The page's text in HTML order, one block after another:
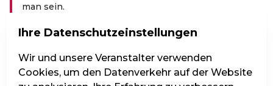
man sein.
Ein Abend voller Cabaret, Magie und schöner
GASTRONOMIE:
Bei allen Vorstellungen im Vindobona haben Sie die
Ihre Datenschutzeinstellungen
Wir und unsere Veranstalter verwenden
Cookies, um den Datenverkehr auf der Website